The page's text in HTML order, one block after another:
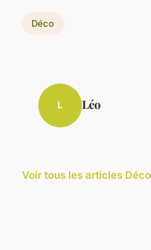
Déco
L Léo
Voir tous les articles